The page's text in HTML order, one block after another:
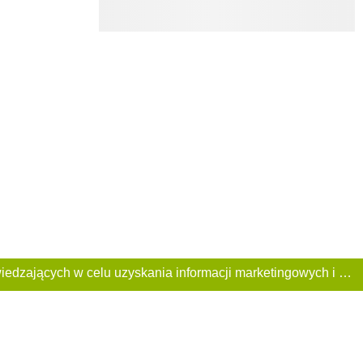
Ta Strona używa plików «cookies». Portal korzysta również z serwisu internetowego do zbierania danych technicznych o odwiedzających w celu uzyskania informacji marketingowych i statystycznych. Warunki przetwarzania danych odwiedzających Stronę, patrz: